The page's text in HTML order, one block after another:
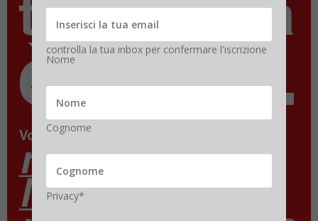
controlla la tua inbox per confermare l'iscrizione
Nome
Cognome
Privacy*